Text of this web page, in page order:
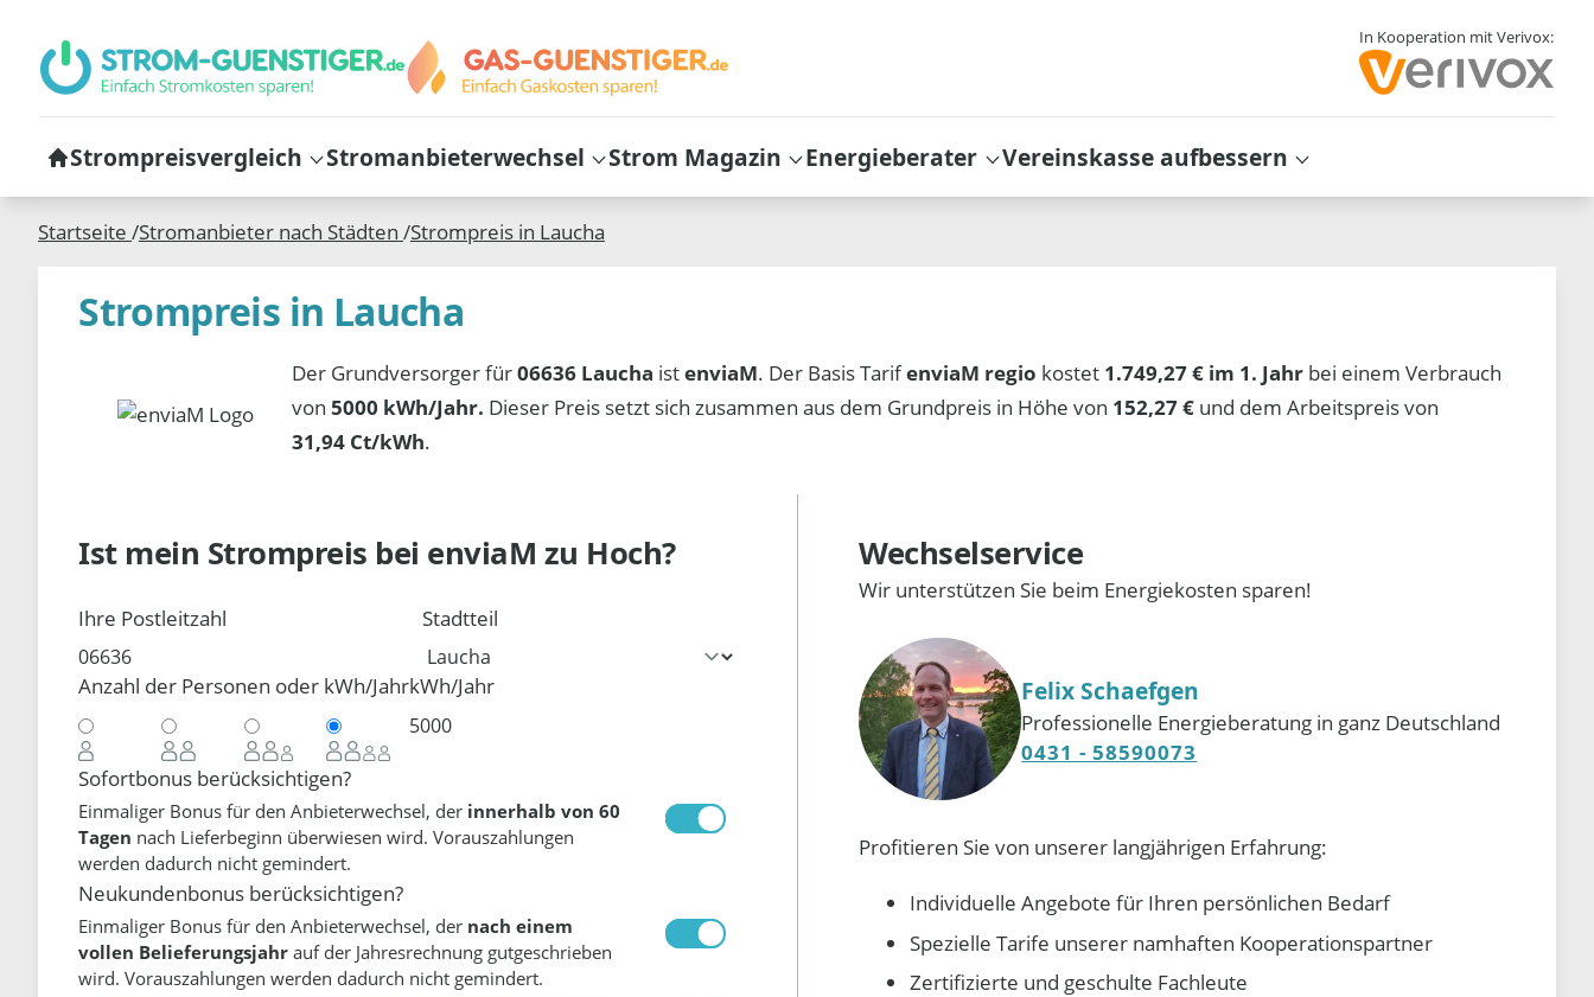
In Kooperation mit Verivox:
Strompreisvergleich Stromanbieterwechsel Strom Magazin Energieberater Vereinskasse aufbessern
Startseite /Stromanbieter nach Städten /Strompreis in Laucha
Strompreis in Laucha
Der Grundversorger für06636 Laucha istenviaM. Der Basis TarifenviaM regio kostet 1.749,27 € im 1. Jahr bei einem Verbrauch
von5000 kWh/Jahr. Dieser Preis setzt sich zusammen aus dem Grundpreis in Höhe von 152,27 € und dem Arbeitspreis von
31,94 Ct/kWh.
Ist mein Strompreis bei enviaM zu Hoch?
Ihre Postleitzahl Stadtteil
Anzahl der Personen oder kWh/JahrkWh/Jahr
Sofortbonus berücksichtigen?
Einmaliger Bonus für den Anbieterwechsel, der innerhalb von 60
Tagen nach Lieferbeginn überwiesen wird. Vorauszahlungen
werden dadurch nicht gemindert.
Neukundenbonus berücksichtigen?
Einmaliger Bonus für den Anbieterwechsel, der nach einem
vollen Belieferungsjahr auf der Jahresrechnung gutgeschrieben
wird. Vorauszahlungen werden dadurch nicht gemindert.
Wechselservice
Wir unterstützen Sie beim Energiekosten sparen!
Felix Schaefgen
Professionelle Energieberatung in ganz Deutschland
0431 - 58590073
Profitieren Sie von unserer langjährigen Erfahrung:
Individuelle Angebote für Ihren persönlichen Bedarf
Spezielle Tarife unserer namhaften Kooperationspartner
Zertifizierte und geschulte Fachleute